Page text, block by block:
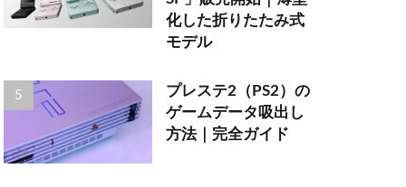
化した折りたたみ式
モデル
プレステ2（PS2）の
ゲームデータ吸出し
方法｜完全ガイド